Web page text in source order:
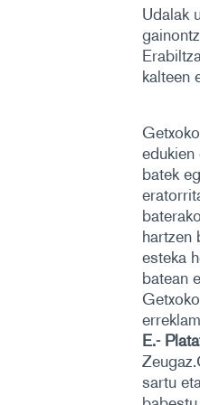
Udalak
kalteen
batek
hartzen
esteka
batean
E.-
sartu